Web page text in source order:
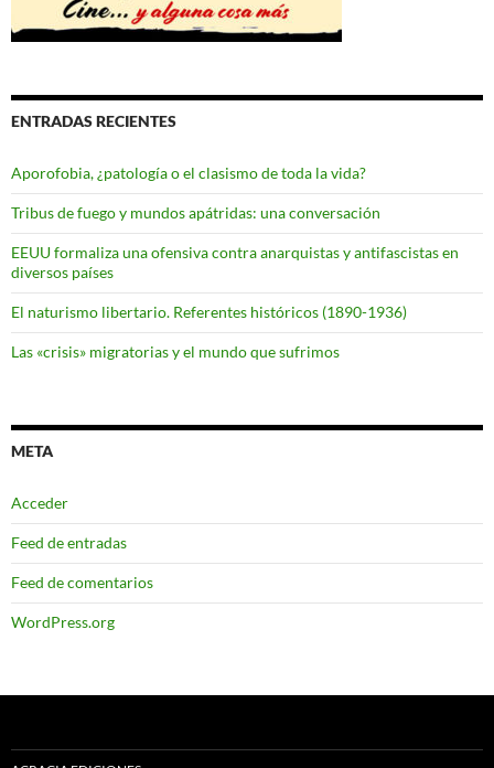
ENTRADAS RECIENTES
Aporofobia, ¿patología o el clasismo de toda la vida?
Tribus de fuego y mundos apátridas: una conversación
EEUU formaliza una ofensiva contra anarquistas y antifascistas en
diversos países
El naturismo libertario. Referentes históricos (1890-1936)
Las «crisis» migratorias y el mundo que sufrimos
META
Acceder
Feed de entradas
Feed de comentarios
WordPress.org